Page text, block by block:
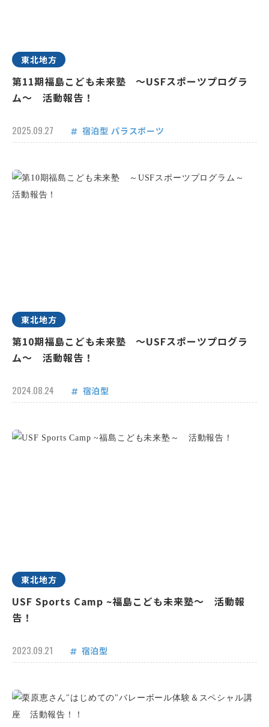
東北地方
第11期福島こども未来塾 ～USFスポーツプログラ
ム～ 活動報告！
2025.09.27 宿泊型 パラスポーツ
東北地方
第10期福島こども未来塾 ～USFスポーツプログラ
ム～ 活動報告！
2024.08.24 宿泊型
東北地方
USF Sports Camp ~福島こども未来塾～ 活動報
告！
2023.09.21 宿泊型